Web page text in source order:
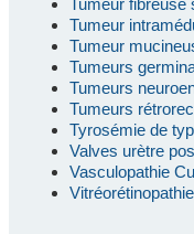
Tumeur fibreuse
Tumeur
Tumeur
Tumeurs
Tumeurs
Tumeurs
Tyrosémie de
Valves urètre
Vasculopathie